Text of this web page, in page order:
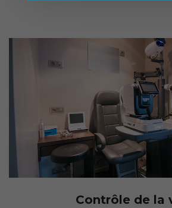
Contrôle de la